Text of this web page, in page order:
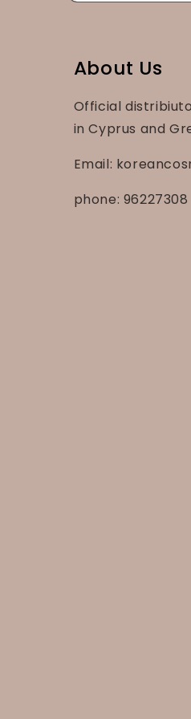
About Us
Official
in Cyprus and
Email:
phone: 96227308